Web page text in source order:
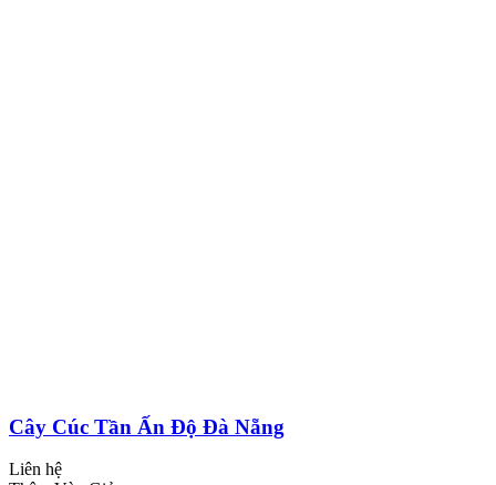
Cây Cúc Tần Ấn Độ Đà Nẵng
Liên hệ